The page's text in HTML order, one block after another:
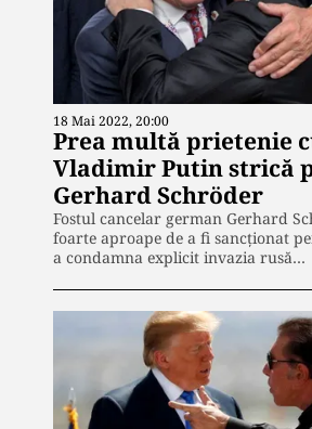
18 Mai 2022, 20:00
Prea multă prietenie
Vladimir Putin strică
Gerhard Schröder
Fostul cancelar german Gerhard
foarte aproape de a fi sancţionat
a condamna explicit invazia rusă…